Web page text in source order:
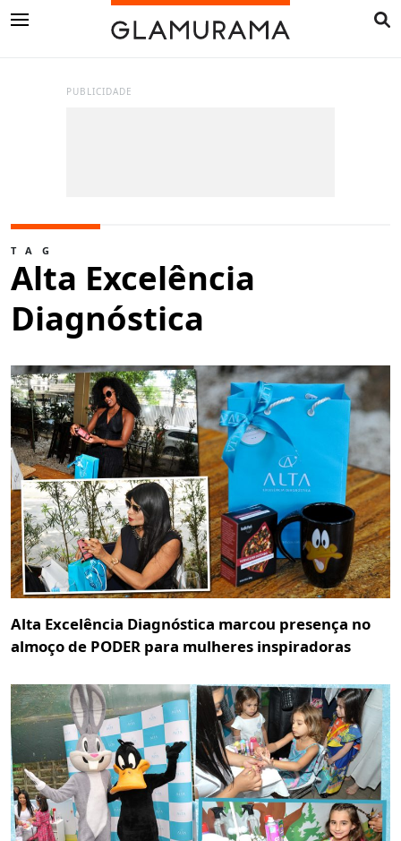
PUBLICIDADE
TAG
Alta Excelência
Diagnóstica
Alta Excelência Diagnóstica marcou presença no
almoço de PODER para mulheres inspiradoras